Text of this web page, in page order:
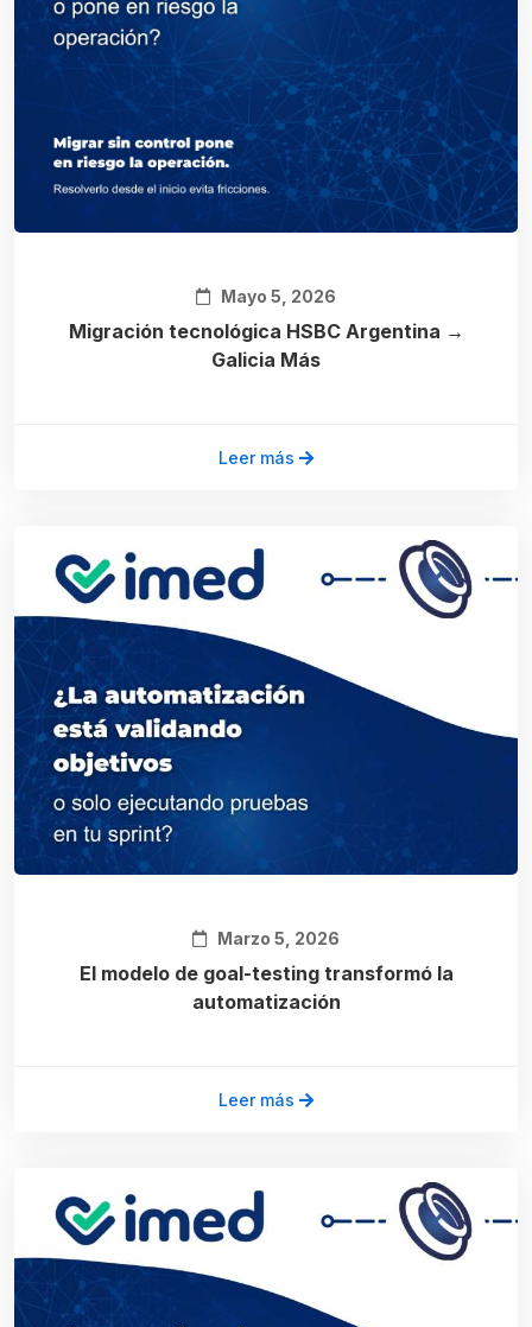
Mayo 5, 2026
Migración tecnológica HSBC Argentina →
Galicia Más
Leer más
Marzo 5, 2026
El modelo de goal-testing transformó la
automatización
Leer más